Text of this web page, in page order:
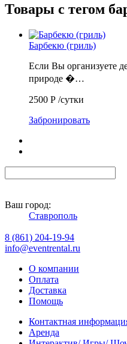
Товары с тегом
Барбекю (гриль)
Если Вы организуете
природе �…
2500 Р /сутки
Забронировать
Ваш город:
Ставрополь
8 (861) 204-19-94
info@eventrental.ru
О компании
Оплата
Доставка
Помощь
Контактная
Аренда